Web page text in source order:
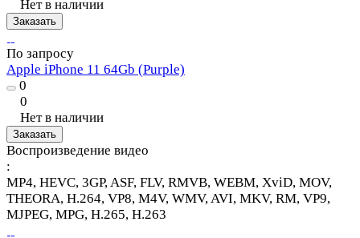
Нет в наличии
Заказать
По запросу
Apple iPhone 11 64Gb (Purple)
0
0
Нет в наличии
Заказать
Воспроизведение видео
:
MP4, HEVC, 3GP, ASF, FLV, RMVB, WEBM, XviD, MOV,
THEORA, H.264, VP8, M4V, WMV, AVI, MKV, RM, VP9,
MJPEG, MPG, H.265, H.263